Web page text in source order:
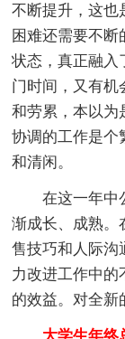
不断提升，这也
困难还需要不断
状态，真正融入
门时间，又有机
和劳累，本以为
协调的工作是个
和清闲。
在这一年中
渐成长、成熟。
售技巧和人际沟
力改进工作中的
的效益。对全新
大学生年终